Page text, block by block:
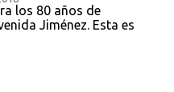
los 80 años de
Jiménez. Esta es